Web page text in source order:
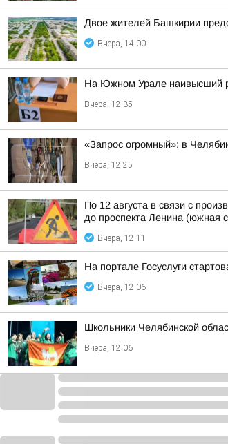
Двое жителей Башкирии
Вчера, 14:00
На Южном Урале наивысший
Вчера, 12:35
«Запрос огромный»: в
Вчера, 12:25
По 12 августа в связи с
до проспекта Ленина (южная
Вчера, 12:11
На портале Госуслуги
Вчера, 12:06
Школьники Челябинской
Вчера, 12:06